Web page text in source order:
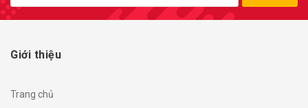
Giới thiệu
Trang chủ